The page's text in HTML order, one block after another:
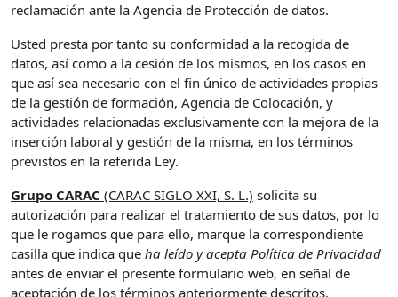
reclamación ante la Agencia de Protección de datos.
Usted presta por tanto su conformidad a la recogida de
datos, así como a la cesión de los mismos, en los casos en
que así sea necesario con el fin único de actividades propias
de la gestión de formación, Agencia de Colocación, y
actividades relacionadas exclusivamente con la mejora de la
inserción laboral y gestión de la misma, en los términos
previstos en la referida Ley.
Grupo CARAC (CARAC SIGLO XXI, S. L.) solicita su
autorización para realizar el tratamiento de sus datos, por lo
que le rogamos que para ello, marque la correspondiente
casilla que indica que ha leído y acepta Política de Privacidad
antes de enviar el presente formulario web, en señal de
aceptación de los términos anteriormente descritos.